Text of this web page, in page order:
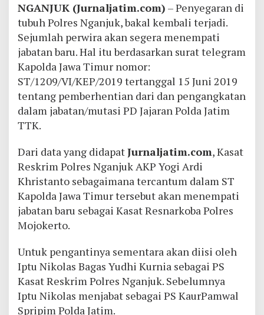
NGANJUK (Jurnaljatim.com) – Penyegaran di
tubuh Polres Nganjuk, bakal kembali terjadi.
Sejumlah perwira akan segera menempati
jabatan baru. Hal itu berdasarkan surat telegram
Kapolda Jawa Timur nomor:
ST/1209/VI/KEP/2019 tertanggal 15 Juni 2019
tentang pemberhentian dari dan pengangkatan
dalam jabatan/mutasi PD Jajaran Polda Jatim
TTK.
Dari data yang didapatJurnaljatim.com, Kasat
Reskrim Polres Nganjuk AKP Yogi Ardi
Khristanto sebagaimana tercantum dalam ST
Kapolda Jawa Timur tersebut akan menempati
jabatan baru sebagai Kasat Resnarkoba Polres
Mojokerto.
Untuk pengantinya sementara akan diisi oleh
Iptu Nikolas Bagas Yudhi Kurnia sebagai PS
Kasat Reskrim Polres Nganjuk. Sebelumnya
Iptu Nikolas menjabat sebagai PS KaurPamwal
Spripim Polda Jatim.